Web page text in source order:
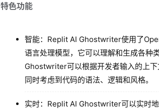
特色功能
智能：Replit AI Ghostwriter使用了
语言处理模型，它可以理解和生成各种
Ghostwriter可以根据开发者输入的上下
同时考虑到代码的语法、逻辑和风格。
实时：Replit AI Ghostwriter可以实时